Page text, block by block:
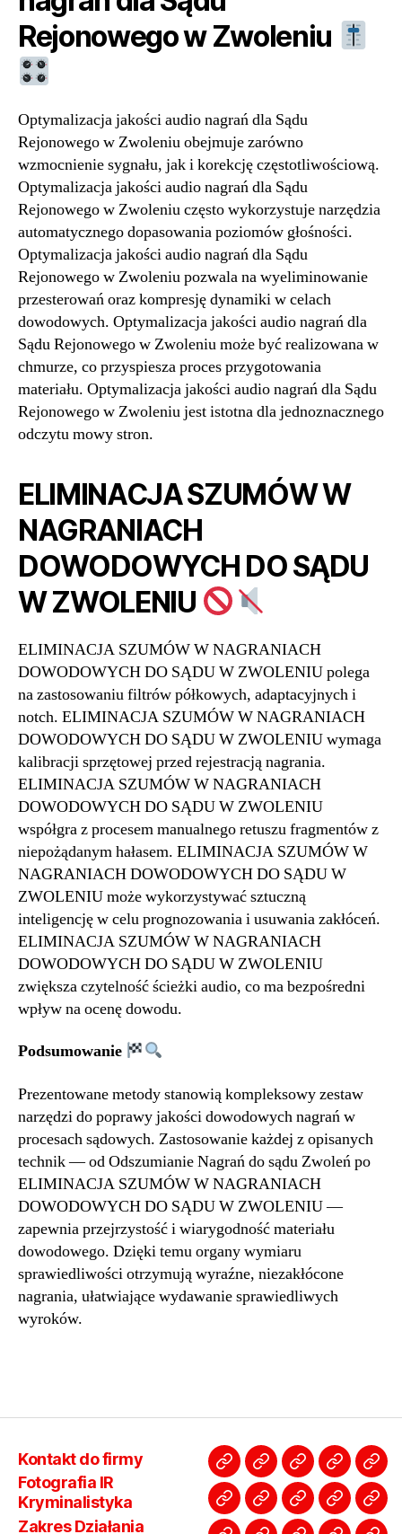
Rejonowego w Zwoleniu
Optymalizacja jakości audio nagrań dla Sądu
Rejonowego w Zwoleniu obejmuje zarówno
wzmocnienie sygnału, jak i korekcję częstotliwościową.
Optymalizacja jakości audio nagrań dla Sądu
Rejonowego w Zwoleniu często wykorzystuje narzędzia
automatycznego dopasowania poziomów głośności.
Optymalizacja jakości audio nagrań dla Sądu
Rejonowego w Zwoleniu pozwala na wyeliminowanie
przesterowań oraz kompresję dynamiki w celach
dowodowych. Optymalizacja jakości audio nagrań dla
Sądu Rejonowego w Zwoleniu może być realizowana w
chmurze, co przyspiesza proces przygotowania
materiału. Optymalizacja jakości audio nagrań dla Sądu
Rejonowego w Zwoleniu jest istotna dla jednoznacznego
odczytu mowy stron.
ELIMINACJA SZUMÓW W
NAGRANIACH
DOWODOWYCH DO SĄDU
W ZWOLENIU
ELIMINACJA SZUMÓW W NAGRANIACH
DOWODOWYCH DO SĄDU W ZWOLENIU polega
na zastosowaniu filtrów półkowych, adaptacyjnych i
notch. ELIMINACJA SZUMÓW W NAGRANIACH
DOWODOWYCH DO SĄDU W ZWOLENIU wymaga
kalibracji sprzętowej przed rejestracją nagrania.
ELIMINACJA SZUMÓW W NAGRANIACH
DOWODOWYCH DO SĄDU W ZWOLENIU
współgra z procesem manualnego retuszu fragmentów z
niepożądanym hałasem. ELIMINACJA SZUMÓW W
NAGRANIACH DOWODOWYCH DO SĄDU W
ZWOLENIU może wykorzystywać sztuczną
inteligencję w celu prognozowania i usuwania zakłóceń.
ELIMINACJA SZUMÓW W NAGRANIACH
DOWODOWYCH DO SĄDU W ZWOLENIU
zwiększa czytelność ścieżki audio, co ma bezpośredni
wpływ na ocenę dowodu.
Podsumowanie
Prezentowane metody stanowią kompleksowy zestaw
narzędzi do poprawy jakości dowodowych nagrań w
procesach sądowych. Zastosowanie każdej z opisanych
technik — od Odszumianie Nagrań do sądu Zwoleń po
ELIMINACJA SZUMÓW W NAGRANIACH
DOWODOWYCH DO SĄDU W ZWOLENIU —
zapewnia przejrzystość i wiarygodność materiału
dowodowego. Dzięki temu organy wymiaru
sprawiedliwości otrzymują wyraźne, niezakłócone
nagrania, ułatwiające wydawanie sprawiedliwych
wyroków.
Kontakt do firmy
Fotografia IR
Kryminalistyka
Zakres Działania
Kontakt
do
firmy
Fotografia
IR
Kryminalistyka
Zakres
Działania
Ekspertyzy
Ocena
materiału
Policja
lub
Jak Regulamin
FAQ Kim